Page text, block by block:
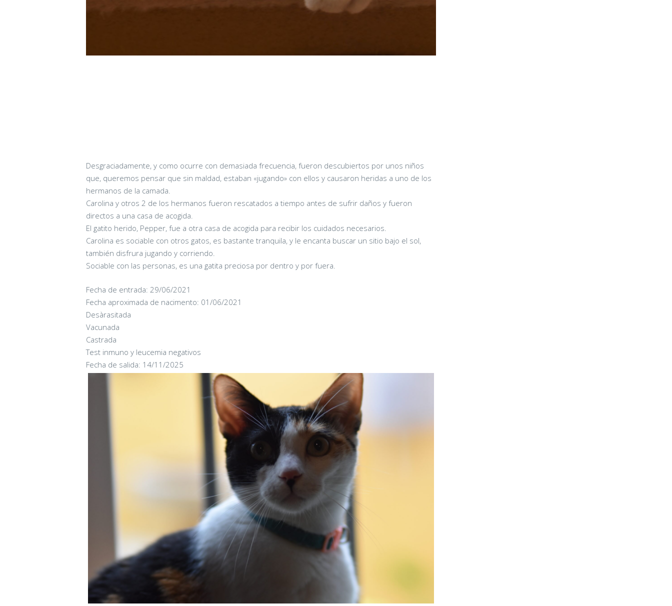
Desgraciadamente, y como ocurre con demasiada frecuencia, fueron descubiertos por unos niños
que, queremos pensar que sin maldad, estaban «jugando» con ellos y causaron heridas a uno de los
hermanos de la camada.
Carolina y otros 2 de los hermanos fueron rescatados a tiempo antes de sufrir daños y fueron
directos a una casa de acogida.
El gatito herido, Pepper, fue a otra casa de acogida para recibir los cuidados necesarios.
Carolina es sociable con otros gatos, es bastante tranquila, y le encanta buscar un sitio bajo el sol,
también disfrura jugando y corriendo.
Sociable con las personas, es una gatita preciosa por dentro y por fuera.
Fecha de entrada: 29/06/2021
Fecha aproximada de nacimento: 01/06/2021
Desàrasitada
Vacunada
Castrada
Test inmuno y leucemia negativos
Fecha de salida: 14/11/2025